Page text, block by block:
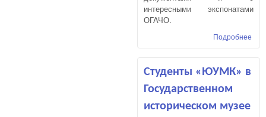
интересными экспонатами
ОГАЧО.
Подробнее
Студенты «ЮУМК» в
Государственном
историческом музее